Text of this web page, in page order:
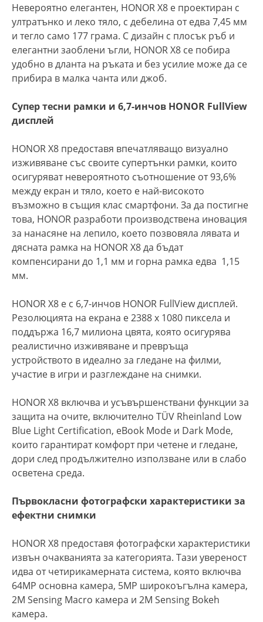
Невероятно елегантен, HONOR X8 е проектиран с
ултратънко и леко тяло, с дебелина от едва 7,45 мм
и тегло само 177 грама. С дизайн с плосък ръб и
елегантни заоблени ъгли, HONOR X8 се побира
удобно в дланта на ръката и без усилие може да се
прибира в малка чанта или джоб.
Супер тесни рамки и 6,7-инчов HONOR FullView
дисплей
HONOR X8 предоставя впечатляващо визуално
изживяване със своите супертънки рамки, които
осигуряват невероятното съотношение от 93,6%
между екран и тяло, което е най-високото
възможно в същия клас смартфони. За да постигне
това, HONOR разработи производствена иновация
за нанасяне на лепило, което позвовяла лявата и
дясната рамка на HONOR X8 да бъдат
компенсирани до 1,1 мм и горна рамка едва 1,15
мм.
HONOR X8 е с 6,7-инчов HONOR FullView дисплей.
Резолюцията на екрана е 2388 x 1080 пиксела и
поддържа 16,7 милиона цвята, която осигурява
реалистично изживяване и превръща
устройството в идеално за гледане на филми,
участие в игри и разглеждане на снимки.
HONOR X8 включва и усъвършенствани функции за
защита на очите, включително TÜV Rheinland Low
Blue Light Certification, eBook Mode и Dark Mode,
които гарантират комфорт при четене и гледане,
дори след продължително използване или в слабо
осветена среда.
Първокласни фотографски характеристики за
ефектни снимки
HONOR X8 предоставя фотографски характеристики
извън очакванията за категорията. Тази увереност
идва от четирикамерната система, която включва
64MP основна камера, 5MP широкоъгълна камера,
2M Sensing Macro камера и 2M Sensing Bokeh
камера.